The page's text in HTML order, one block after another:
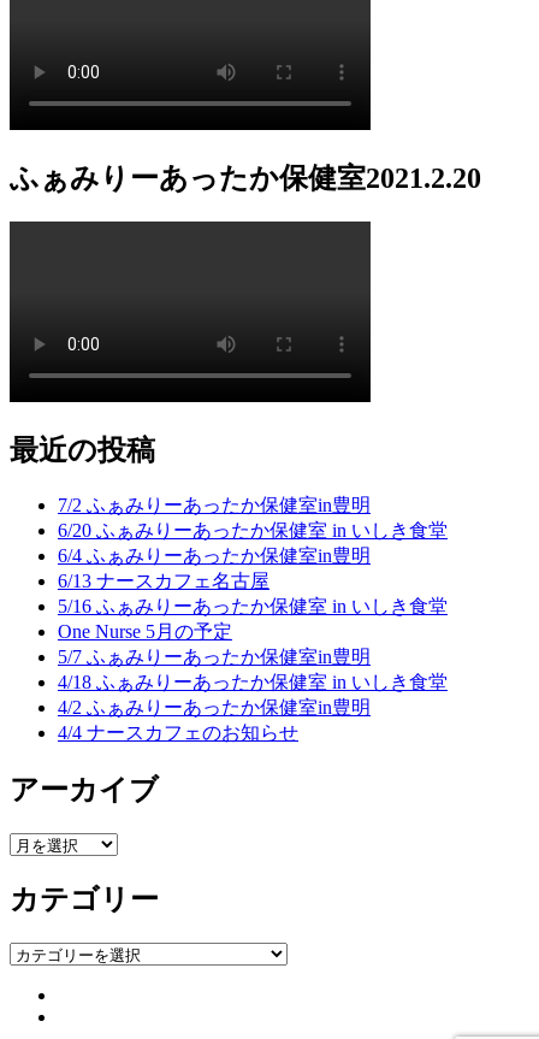
ふぁみりーあったか保健室2021.2.20
最近の投稿
7/2 ふぁみりーあったか保健室in豊明
6/20 ふぁみりーあったか保健室 in いしき食堂
6/4 ふぁみりーあったか保健室in豊明
6/13 ナースカフェ名古屋
5/16 ふぁみりーあったか保健室 in いしき食堂
One Nurse 5月の予定
5/7 ふぁみりーあったか保健室in豊明
4/18 ふぁみりーあったか保健室 in いしき食堂
4/2 ふぁみりーあったか保健室in豊明
4/4 ナースカフェのお知らせ
アーカイブ
ア
カ
イ
ブ
カテゴリー
カ